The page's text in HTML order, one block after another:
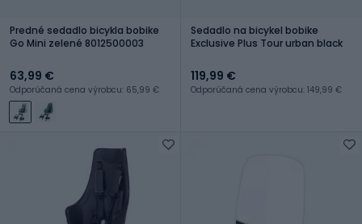
Predné sedadlo bicykla bobike
Go Mini zelené 8012500003
63,99 €
Odporúčaná cena výrobcu: 65,99 €
Sedadlo na bicykel bobike
Exclusive Plus Tour urban black
119,99 €
Odporúčaná cena výrobcu: 149,99 €